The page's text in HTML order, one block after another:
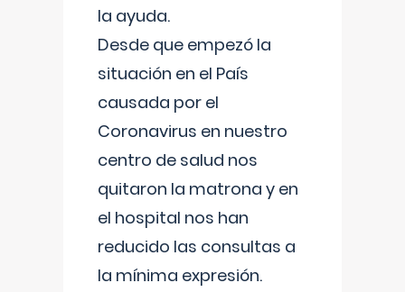
la ayuda.
Desde que empezó la
situación en el País
causada por el
Coronavirus en nuestro
centro de salud nos
quitaron la matrona y en
el hospital nos han
reducido las consultas a
la mínima expresión.